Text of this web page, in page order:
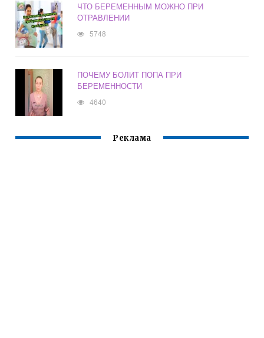
ЧТО БЕРЕМЕННЫМ МОЖНО ПРИ
ОТРАВЛЕНИИ
5748
ПОЧЕМУ БОЛИТ ПОПА ПРИ
БЕРЕМЕННОСТИ
4640
Реклама